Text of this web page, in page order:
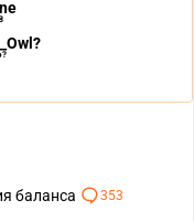
баланса
353